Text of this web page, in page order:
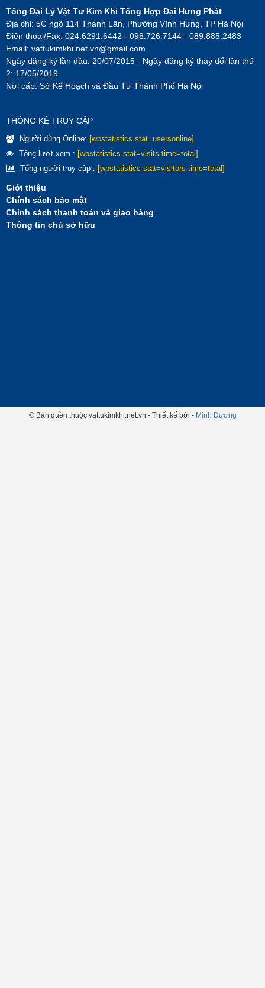
Tổng Đại Lý Vật Tư Kim Khí Tổng Hợp Đại Hưng Phát
Địa chỉ: 5C ngõ 114 Thanh Lân, Phường Vĩnh Hưng, TP Hà Nội
Điện thoại/Fax: 024.6291.6442 - 098.726.7144 - 089.885.2483
Email: vattukimkhi.net.vn@gmail.com
Ngày đăng ký lần đầu: 20/07/2015 - Ngày đăng ký thay đổi lần thứ
2: 17/05/2019
Nơi cấp: Sở Kế Hoạch và Đầu Tư Thành Phố Hà Nội
THÔNG KÊ TRUY CẬP
Người dùng Online: [wpstatistics stat=usersonline]
Tổng lượt xem : [wpstatistics stat=visits time=total]
Tổng người truy cập : [wpstatistics stat=visitors time=total]
Giới thiệu
Chính sách bảo mật
Chính sách thanh toán và giao hàng
Thông tin chủ sở hữu
© Bản quền thuộc vattukimkhi.net.vn - Thiết kế bởi - Minh Dương